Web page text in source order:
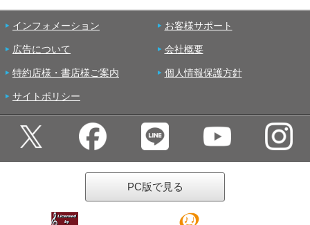
インフォメーション お客様サポート
広告について 会社概要
特約店様・書店様ご案内 個人情報保護方針
サイトポリシー
PC版で見る